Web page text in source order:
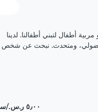
أطفال لتبني أطفالنا. لدينا
ومتحدث. نبحث عن شخص